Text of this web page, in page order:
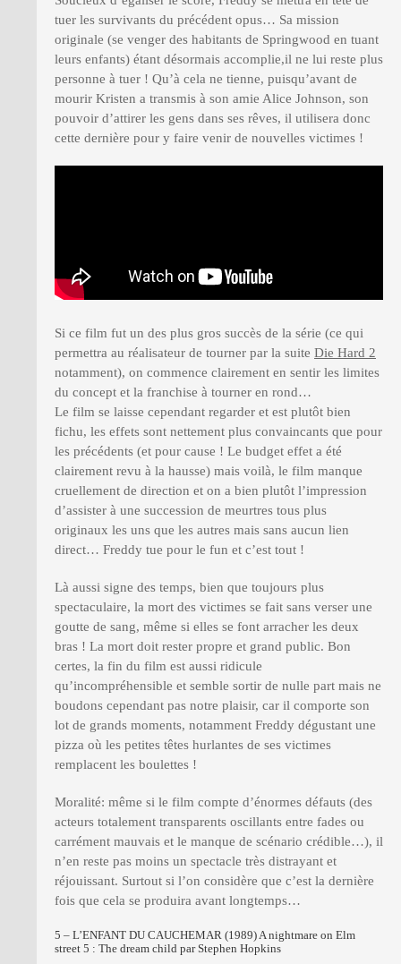
tuer les survivants du précédent opus… Sa mission
originale (se venger des habitants de Springwood en tuant
leurs enfants) étant désormais accomplie,il ne lui reste plus
personne à tuer ! Qu’à cela ne tienne, puisqu’avant de
mourir Kristen a transmis à son amie Alice Johnson, son
pouvoir d’attirer les gens dans ses rêves, il utilisera donc
cette dernière pour y faire venir de nouvelles victimes !
Si ce film fut un des plus gros succès de la série (ce qui
permettra au réalisateur de tourner par la suite Die Hard 2
notamment), on commence clairement en sentir les limites
du concept et la franchise à tourner en rond…
Le film se laisse cependant regarder et est plutôt bien
fichu, les effets sont nettement plus convaincants que pour
les précédents (et pour cause ! Le budget effet a été
clairement revu à la hausse) mais voilà, le film manque
cruellement de direction et on a bien plutôt l’impression
d’assister à une succession de meurtres tous plus
originaux les uns que les autres mais sans aucun lien
direct… Freddy tue pour le fun et c’est tout !
Là aussi signe des temps, bien que toujours plus
spectaculaire, la mort des victimes se fait sans verser une
goutte de sang, même si elles se font arracher les deux
bras ! La mort doit rester propre et grand public. Bon
certes, la fin du film est aussi ridicule
qu’incompréhensible et semble sortir de nulle part mais ne
boudons cependant pas notre plaisir, car il comporte son
lot de grands moments, notamment Freddy dégustant une
pizza où les petites têtes hurlantes de ses victimes
remplacent les boulettes !
Moralité: même si le film compte d’énormes défauts (des
acteurs totalement transparents oscillants entre fades ou
carrément mauvais et le manque de scénario crédible…), il
n’en reste pas moins un spectacle très distrayant et
réjouissant. Surtout si l’on considère que c’est la dernière
fois que cela se produira avant longtemps…
5 – L’ENFANT DU CAUCHEMAR (1989) A nightmare on Elm
street 5 : The dream child par Stephen Hopkins